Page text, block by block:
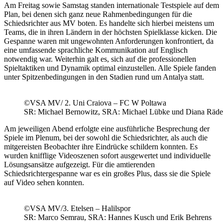
Am Freitag sowie Samstag standen internationale Testspiele auf dem
Plan, bei denen sich ganz neue Rahmenbedingungen für die
Schiedsrichter aus MV boten. Es handelte sich hierbei meistens um
Teams, die in ihren Ländern in der höchsten Spielklasse kicken. Die
Gespanne waren mit ungewohnten Anforderungen konfrontiert, da
eine umfassende sprachliche Kommunikation auf Englisch
notwendig war. Weiterhin galt es, sich auf die professionellen
Spieltaktiken und Dynamik optimal einzustellen. Alle Spiele fanden
unter Spitzenbedingungen in den Stadien rund um Antalya statt.
©VSA MV/ 2. Uni Craiova – FC W Poltawa
SR: Michael Bernowitz, SRA: Michael Lübke und Diana
Am jeweiligen Abend erfolgte eine ausführliche Besprechung der
Spiele im Plenum, bei der sowohl die Schiedsrichter, als auch die
mitgereisten Beobachter ihre Eindrücke schildern konnten. Es
wurden knifflige Videoszenen sofort ausgewertet und individuelle
Lösungsansätze aufgezeigt. Für die amtierenden
Schiedsrichtergespanne war es ein großes Plus, dass sie die Spiele
auf Video sehen konnten.
©VSA MV/3. Etelsen – Halilspor
SR: Marco Semrau, SRA: Hannes Kusch und Erik Behrens